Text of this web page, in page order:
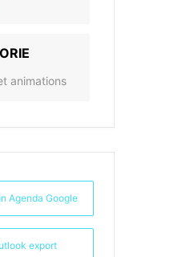
animations
Agenda Google
export